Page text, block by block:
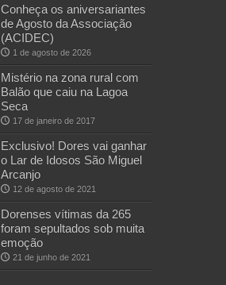
Conheça os aniversariantes
de Agosto da Associação
(ACIDEC)
1 de agosto de 2026
Mistério na zona rural com
Balão que caiu na Lagoa
Seca
17 de janeiro de 2017
Exclusivo! Dores vai ganhar
o Lar de Idosos São Miguel
Arcanjo
12 de agosto de 2021
Dorenses vítimas da 265
foram sepultados sob muita
emoção
21 de junho de 2021